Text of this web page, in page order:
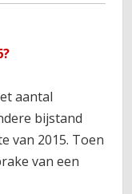
aantal
bijstand
van 2015. Toen
van een